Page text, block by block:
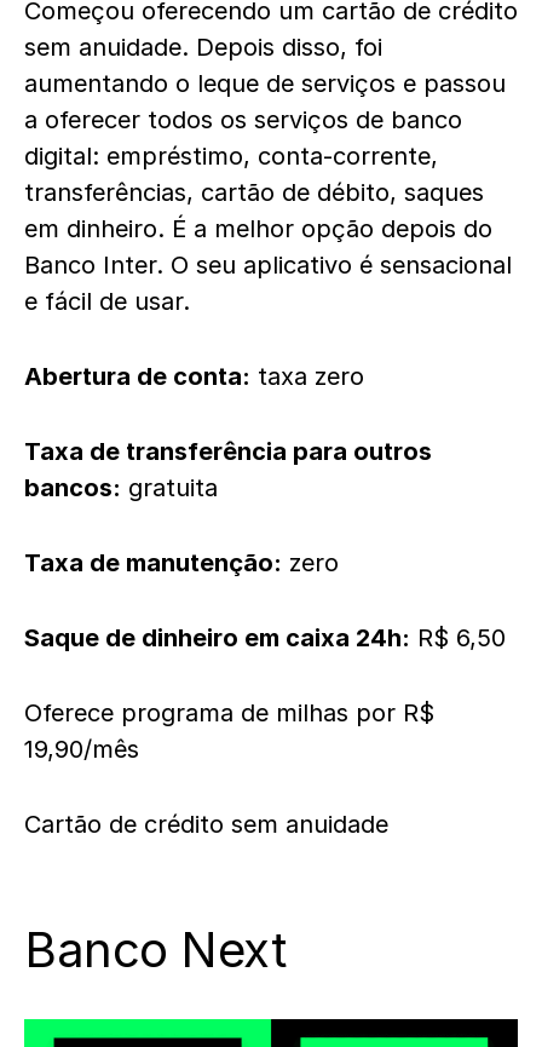
Começou oferecendo um cartão de crédito
sem anuidade. Depois disso, foi
aumentando o leque de serviços e passou
a oferecer todos os serviços de banco
digital: empréstimo, conta-corrente,
transferências, cartão de débito, saques
em dinheiro. É a melhor opção depois do
Banco Inter. O seu aplicativo é sensacional
e fácil de usar.
Abertura de conta: taxa zero
Taxa de transferência para outros
bancos: gratuita
Taxa de manutenção: zero
Saque de dinheiro em caixa 24h: R$ 6,50
Oferece programa de milhas por R$
19,90/mês
Cartão de crédito sem anuidade
Banco Next